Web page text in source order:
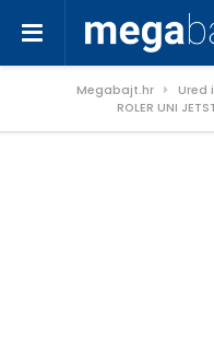
Megabajt.hr Ured
ROLER UNI